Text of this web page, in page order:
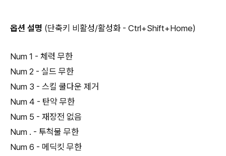
옵션 설명 (단축키 비활성/활성화 - Ctrl+Shift+Home)
Num 1 - 체력 무한
Num 2 - 실드 무한
Num 3 - 스킬 쿨다운 제거
Num 4 - 탄약 무한
Num 5 - 재장전 없음
Num . - 투척물 무한
Num 6 - 메딕킷 무한